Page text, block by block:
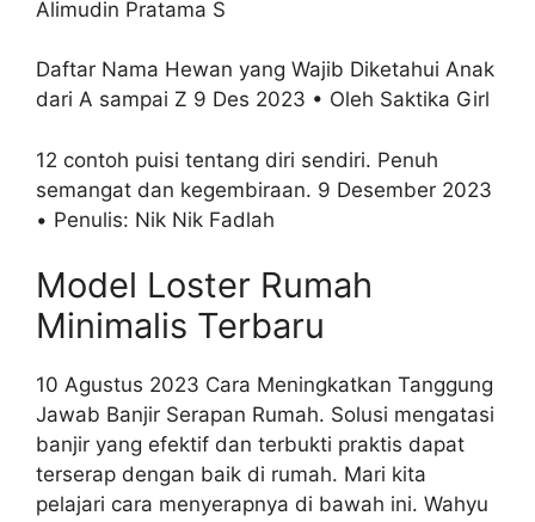
Alimudin Pratama S
Daftar Nama Hewan yang Wajib Diketahui Anak
dari A sampai Z 9 Des 2023 • Oleh Saktika Girl
12 contoh puisi tentang diri sendiri. Penuh
semangat dan kegembiraan. 9 Desember 2023
• Penulis: Nik Nik Fadlah
Model Loster Rumah
Minimalis Terbaru
10 Agustus 2023 Cara Meningkatkan Tanggung
Jawab Banjir Serapan Rumah. Solusi mengatasi
banjir yang efektif dan terbukti praktis dapat
terserap dengan baik di rumah. Mari kita
pelajari cara menyerapnya di bawah ini. Wahyu